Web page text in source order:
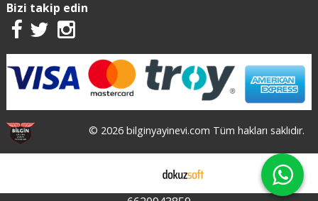
Bizi takip edin
© 2026 bilginyayinevi.com Tüm hakları saklıdır.